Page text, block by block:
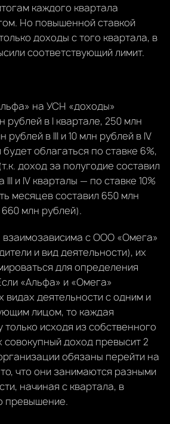
каждого квартала
Но повышенной ставкой
доходы с того квартала, в
соответствующий лимит.
на УСН «доходы»
рублей в I квартале, 250 млн
рублей в III и 10 млн рублей в IV.
облагаться по ставке 6%,
доход за полугодие составил
и IV кварталы — по ставке 10%
месяцев составил 650 млн
млн рублей).
с ООО «Омега»
и вид деятельности), их
для определения
«Альфа» и «Омега»
видах деятельности с одним и
лицом, то каждая
только исходя из собственного
совокупный доход превысит 2
обязаны перейти на
что они занимаются разными
начиная с квартала, в
превышение.